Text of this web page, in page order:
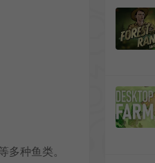
种鱼类。